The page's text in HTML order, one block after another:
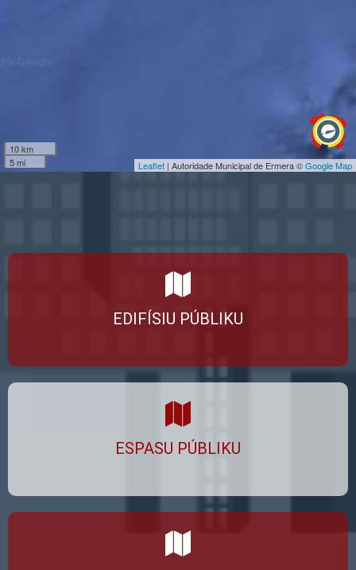
10 km
5 mi
Leaflet | Autoridade Municipal de Ermera ©Google Map
EDIFÍSIU PÚBLIKU
ESPASU PÚBLIKU